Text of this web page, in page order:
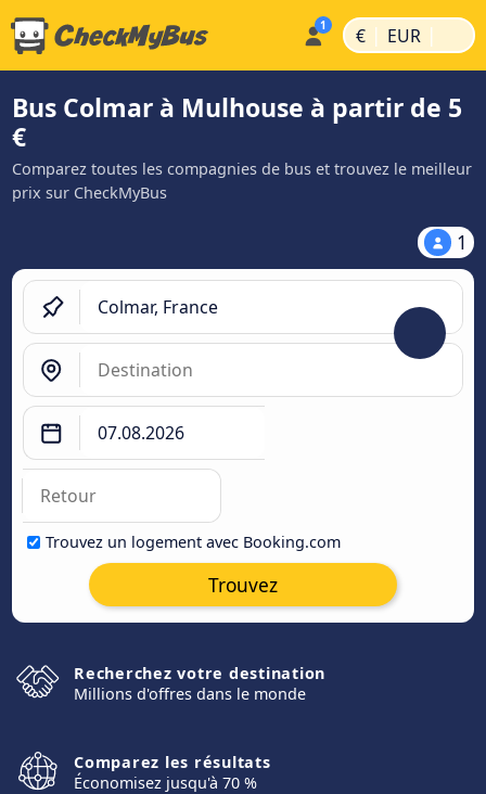
€ | EUR |
Bus Colmar à Mulhouse à partir de 5
€
Comparez toutes les compagnies de bus et trouvez le meilleur
prix sur CheckMyBus
1
Trouvez un logement avec Booking.com
Trouvez
Recherchez votre destination
Millions d'offres dans le monde
Comparez les résultats
Économisez jusqu'à 70 %